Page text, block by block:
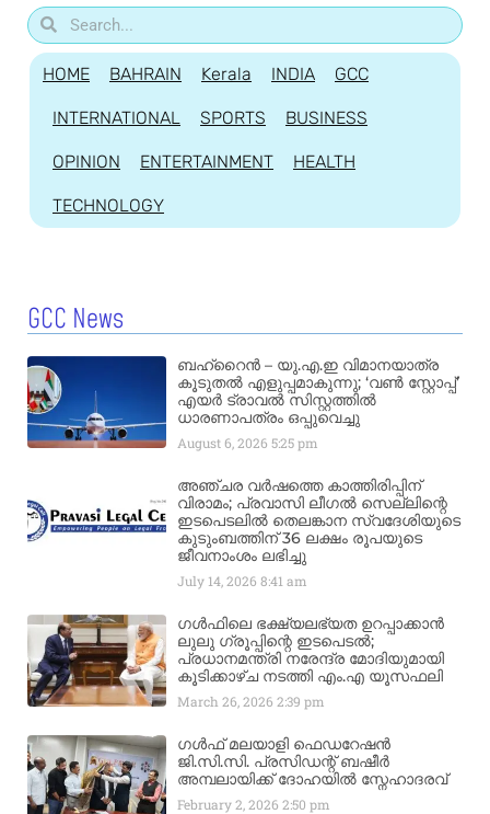
HOME BAHRAIN Kerala INDIA GCC
INTERNATIONAL SPORTS BUSINESS
OPINION ENTERTAINMENT HEALTH
TECHNOLOGY
GCC News
ബഹ്‌റൈൻ – യു.എ.ഇ വിമാനയാത്ര
കൂടുതൽ എളുപ്പമാകുന്നു; ‘വൺ സ്റ്റോപ്പ്’
എയർ ട്രാവൽ സിസ്റ്റത്തിൽ
ധാരണാപത്രം ഒപ്പുവെച്ചു
August 6, 20265:25 pm
അഞ്ചര വർഷത്തെ കാത്തിരിപ്പിന്
വിരാമം; പ്രവാസി ലീഗൽ സെല്ലിന്റെ
ഇടപെടലിൽ തെലങ്കാന സ്വദേശിയുടെ
കുടുംബത്തിന് 36 ലക്ഷം രൂപയുടെ
ജീവനാംശം ലഭിച്ചു
July 14, 20268:41 am
ഗൾഫിലെ ഭക്ഷ്യലഭ്യത ഉറപ്പാക്കാൻ
ലുലു ഗ്രൂപ്പിന്റെ ഇടപെടൽ;
പ്രധാനമന്ത്രി നരേന്ദ്ര മോദിയുമായി
കൂടിക്കാഴ്ച നടത്തി എം.എ യൂസഫലി
March 26, 20262:39 pm
ഗൾഫ് മലയാളി ഫെഡറേഷൻ
ജി.സി.സി. പ്രസിഡന്റ് ബഷീർ
അമ്പലായിക്ക് ദോഹയിൽ സ്നേഹാദരവ്
February 2, 20262:50 pm